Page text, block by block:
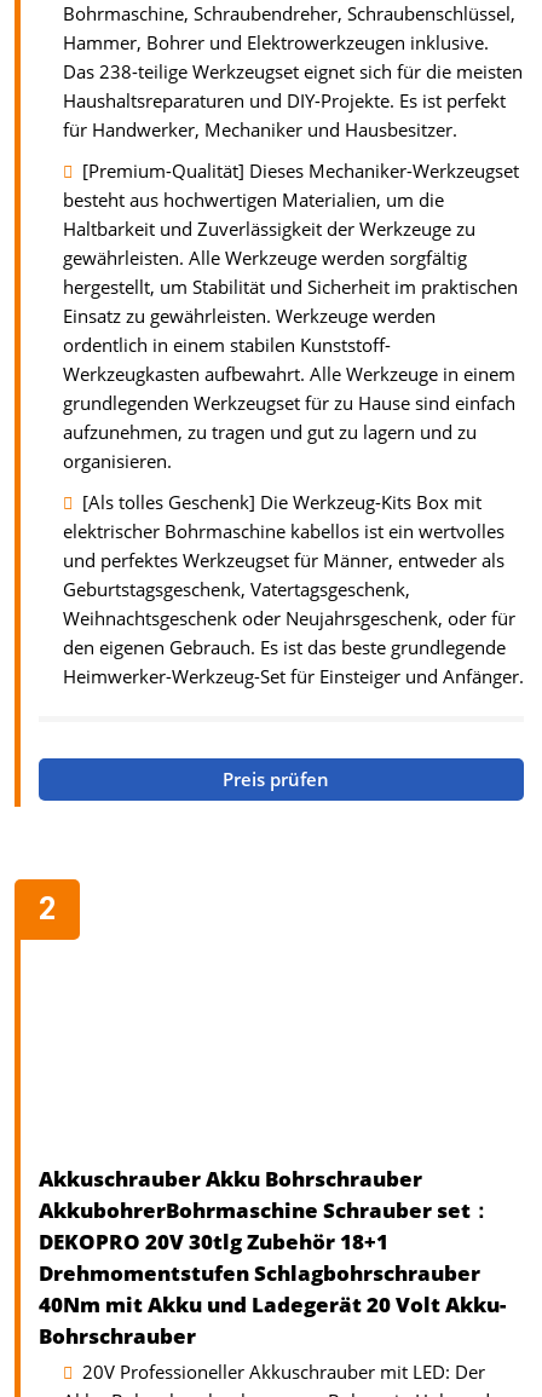
Bohrmaschine, Schraubendreher, Schraubenschlüssel,
Hammer, Bohrer und Elektrowerkzeugen inklusive.
Das 238-teilige Werkzeugset eignet sich für die meisten
Haushaltsreparaturen und DIY-Projekte. Es ist perfekt
für Handwerker, Mechaniker und Hausbesitzer.
[Premium-Qualität] Dieses Mechaniker-Werkzeugset
besteht aus hochwertigen Materialien, um die
Haltbarkeit und Zuverlässigkeit der Werkzeuge zu
gewährleisten. Alle Werkzeuge werden sorgfältig
hergestellt, um Stabilität und Sicherheit im praktischen
Einsatz zu gewährleisten. Werkzeuge werden
ordentlich in einem stabilen Kunststoff-
Werkzeugkasten aufbewahrt. Alle Werkzeuge in einem
grundlegenden Werkzeugset für zu Hause sind einfach
aufzunehmen, zu tragen und gut zu lagern und zu
organisieren.
[Als tolles Geschenk] Die Werkzeug-Kits Box mit
elektrischer Bohrmaschine kabellos ist ein wertvolles
und perfektes Werkzeugset für Männer, entweder als
Geburtstagsgeschenk, Vatertagsgeschenk,
Weihnachtsgeschenk oder Neujahrsgeschenk, oder für
den eigenen Gebrauch. Es ist das beste grundlegende
Heimwerker-Werkzeug-Set für Einsteiger und Anfänger.
Preis prüfen
Akkuschrauber Akku Bohrschrauber
AkkubohrerBohrmaschine Schrauber set：
DEKOPRO 20V 30tlg Zubehör 18+1
Drehmomentstufen Schlagbohrschrauber
40Nm mit Akku und Ladegerät 20 Volt Akku-
Bohrschrauber
20V Professioneller Akkuschrauber mit LED: Der